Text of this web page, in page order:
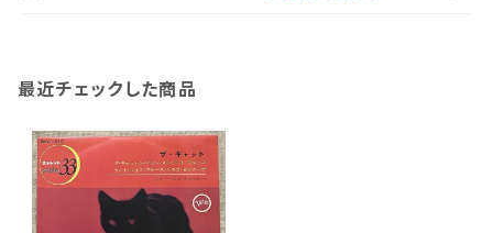
最近チェックした商品